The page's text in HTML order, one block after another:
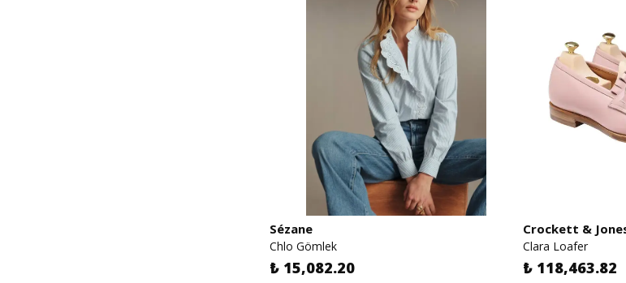
Sézane
Chlo Gömlek
₺ 15,082.20
Crockett &
Clara Loafer
₺ 118,463.82